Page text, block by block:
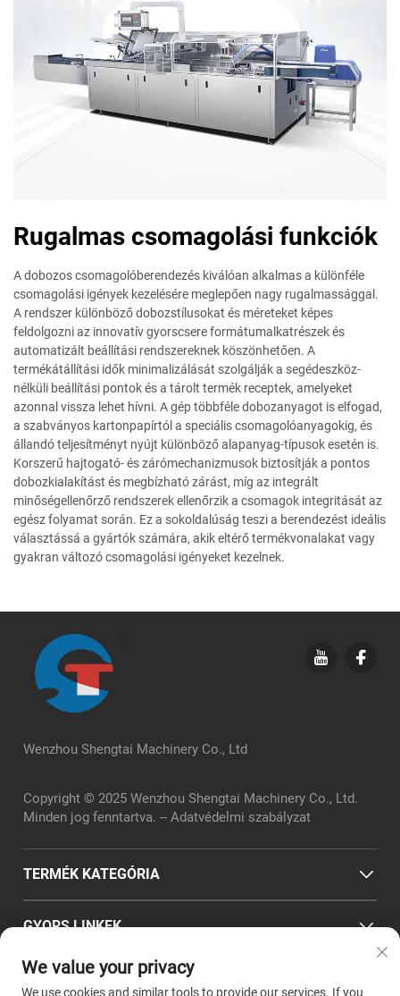
Rugalmas csomagolási funkciók
A dobozos csomagolóberendezés kiválóan alkalmas a különféle
csomagolási igények kezelésére meglepően nagy rugalmassággal.
A rendszer különböző dobozstílusokat és méreteket képes
feldolgozni az innovatív gyorscsere formátumalkatrészek és
automatizált beállítási rendszereknek köszönhetően. A
termékátállítási idők minimalizálását szolgálják a segédeszköz-
nélküli beállítási pontok és a tárolt termék receptek, amelyeket
azonnal vissza lehet hívni. A gép többféle dobozanyagot is elfogad,
a szabványos kartonpapírtól a speciális csomagolóanyagokig, és
állandó teljesítményt nyújt különböző alapanyag-típusok esetén is.
Korszerű hajtogató- és zárómechanizmusok biztosítják a pontos
dobozkialakítást és megbízható zárást, míg az integrált
minőségellenőrző rendszerek ellenőrzik a csomagok integritását az
egész folyamat során. Ez a sokoldalúság teszi a berendezést ideális
választássá a gyártók számára, akik eltérő termékvonalakat vagy
gyakran változó csomagolási igényeket kezelnek.
Wenzhou Shengtai Machinery Co., Ltd
Copyright © 2025 Wenzhou Shengtai Machinery Co., Ltd.
Minden jog fenntartva. -- Adatvédelmi szabályzat
TERMÉK KATEGÓRIA
GYORS LINKEK
KAPCSOLATI INFORMÁCIÓ
We value your privacy
We use cookies and similar tools to provide our services. If you